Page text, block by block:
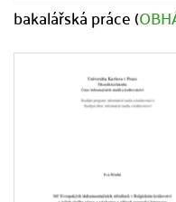
bakalářská práce (